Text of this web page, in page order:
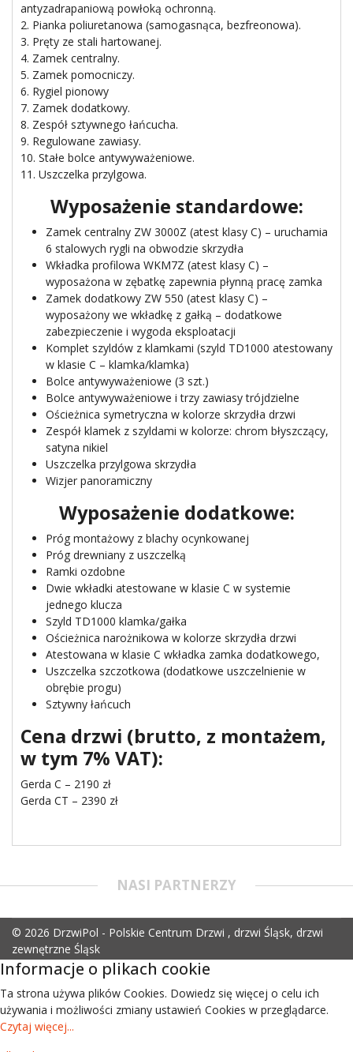
antyzadrapaniową powłoką ochronną.
2. Pianka poliuretanowa (samogasnąca, bezfreonowa).
3. Pręty ze stali hartowanej.
4. Zamek centralny.
5. Zamek pomocniczy.
6. Rygiel pionowy
7. Zamek dodatkowy.
8. Zespół sztywnego łańcucha.
9. Regulowane zawiasy.
10. Stałe bolce antywyważeniowe.
11. Uszczelka przylgowa.
Wyposażenie standardowe:
Zamek centralny ZW 3000Z (atest klasy C) – uruchamia
6 stalowych rygli na obwodzie skrzydła
Wkładka profilowa WKM7Z (atest klasy C) –
wyposażona w zębatkę zapewnia płynną pracę zamka
Zamek dodatkowy ZW 550 (atest klasy C) –
wyposażony we wkładkę z gałką – dodatkowe
zabezpieczenie i wygoda eksploatacji
Komplet szyldów z klamkami (szyld TD1000 atestowany
w klasie C – klamka/klamka)
Bolce antywyważeniowe (3 szt.)
Bolce antywyważeniowe i trzy zawiasy trójdzielne
Ościeżnica symetryczna w kolorze skrzydła drzwi
Zespół klamek z szyldami w kolorze: chrom błyszczący,
satyna nikiel
Uszczelka przylgowa skrzydła
Wizjer panoramiczny
Wyposażenie dodatkowe:
Próg montażowy z blachy ocynkowanej
Próg drewniany z uszczelką
Ramki ozdobne
Dwie wkładki atestowane w klasie C w systemie
jednego klucza
Szyld TD1000 klamka/gałka
Ościeżnica narożnikowa w kolorze skrzydła drzwi
Atestowana w klasie C wkładka zamka dodatkowego,
Uszczelka szczotkowa (dodatkowe uszczelnienie w
obrębie progu)
Sztywny łańcuch
Cena drzwi (brutto, z montażem,
w tym 7% VAT):
Gerda C – 2190 zł
Gerda CT – 2390 zł
NASI PARTNERZY
© 2026 DrzwiPol - Polskie Centrum Drzwi , drzwi Śląsk, drzwi
zewnętrzne Śląsk
Informacje o plikach cookie
Ta strona używa plików Cookies. Dowiedz się więcej o celu ich
używania i możliwości zmiany ustawień Cookies w przeglądarce.
Czytaj więcej...